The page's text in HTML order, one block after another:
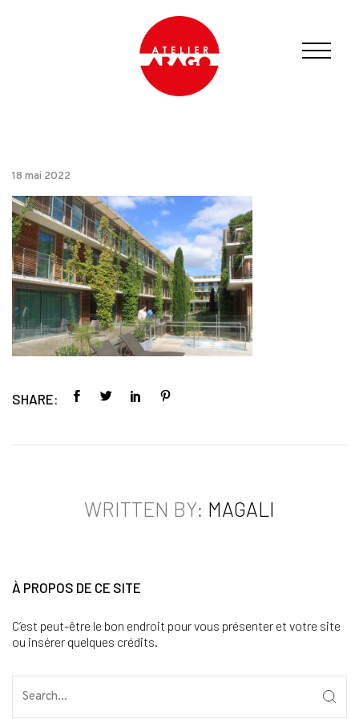
18 mai 2022
SHARE:
WRITTEN BY: MAGALI
À PROPOS DE CE SITE
C’est peut-être le bon endroit pour vous présenter et votre site
ou insérer quelques crédits.